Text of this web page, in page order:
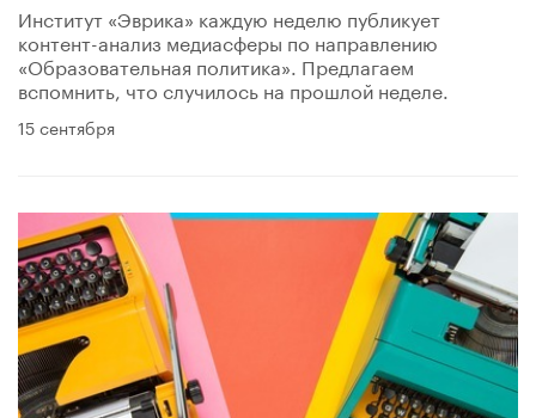
Институт «Эврика» каждую неделю публикует
контент-анализ медиасферы по направлению
«Образовательная политика». Предлагаем
вспомнить, что случилось на прошлой неделе.
15 сентября